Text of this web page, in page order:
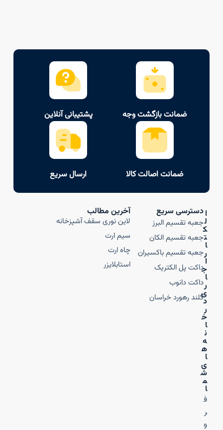
ضمانت بازگشت وجه پشتیبانی آنلاین
ضمانت اصالت کالا ارسال سریع
ا
ل
ک
ت
ا
ر
ا
ج
ا
ر
ی
د
ر
خ
ا
ن
ه‌
ه
ا
ی
ش
م
ا
ف
ر
و
دسترسی سریع
جعبه تقسیم البرز
جعبه تقسیم الکان
جعبه تقسیم باکسیران
داکت پل الکتریک
داکت دانوب
گلند رهورد خراسان
آخرین مطالب
لاین نوری سقف آشپزخانه
سیم ارت
چاه ارت
استابلایزر